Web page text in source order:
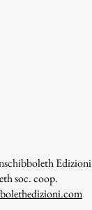
Edizioni
soc. coop.